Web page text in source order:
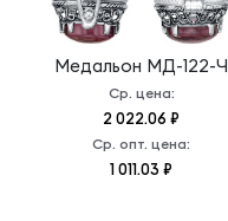
Медальон МД-122-Ч
Ср. цена:
2 022.06 ₽
Ср. опт. цена:
1 011.03 ₽